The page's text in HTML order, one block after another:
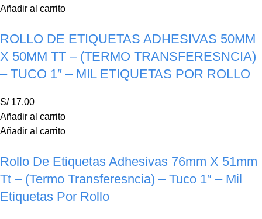
Añadir al carrito
ROLLO DE ETIQUETAS ADHESIVAS 50MM
X 50MM TT – (TERMO TRANSFERESNCIA)
– TUCO 1″ – MIL ETIQUETAS POR ROLLO
S/17.00
Añadir al carrito
Añadir al carrito
Rollo De Etiquetas Adhesivas 76mm X 51mm
Tt – (Termo Transferesncia) – Tuco 1″ – Mil
Etiquetas Por Rollo